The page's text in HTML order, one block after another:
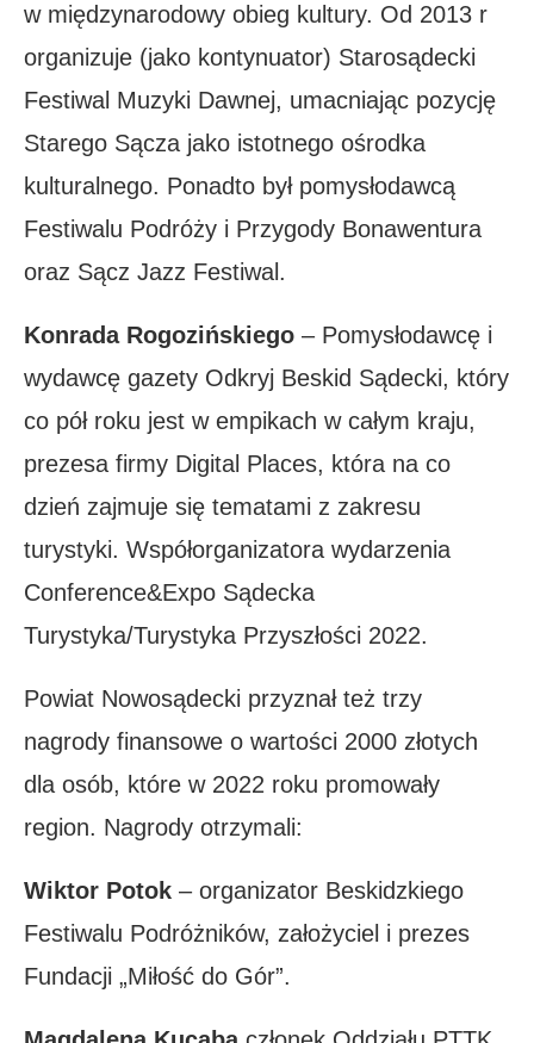
w międzynarodowy obieg kultury. Od 2013 r
organizuje (jako kontynuator) Starosądecki
Festiwal Muzyki Dawnej, umacniając pozycję
Starego Sącza jako istotnego ośrodka
kulturalnego. Ponadto był pomysłodawcą
Festiwalu Podróży i Przygody Bonawentura
oraz Sącz Jazz Festiwal.
Konrada Rogozińskiego – Pomysłodawcę i
wydawcę gazety Odkryj Beskid Sądecki, który
co pół roku jest w empikach w całym kraju,
prezesa firmy Digital Places, która na co
dzień zajmuje się tematami z zakresu
turystyki. Współorganizatora wydarzenia
Conference&Expo Sądecka
Turystyka/Turystyka Przyszłości 2022.
Powiat Nowosądecki przyznał też trzy
nagrody finansowe o wartości 2000 złotych
dla osób, które w 2022 roku promowały
region. Nagrody otrzymali:
Wiktor Potok – organizator Beskidzkiego
Festiwalu Podróżników, założyciel i prezes
Fundacji „Miłość do Gór”.